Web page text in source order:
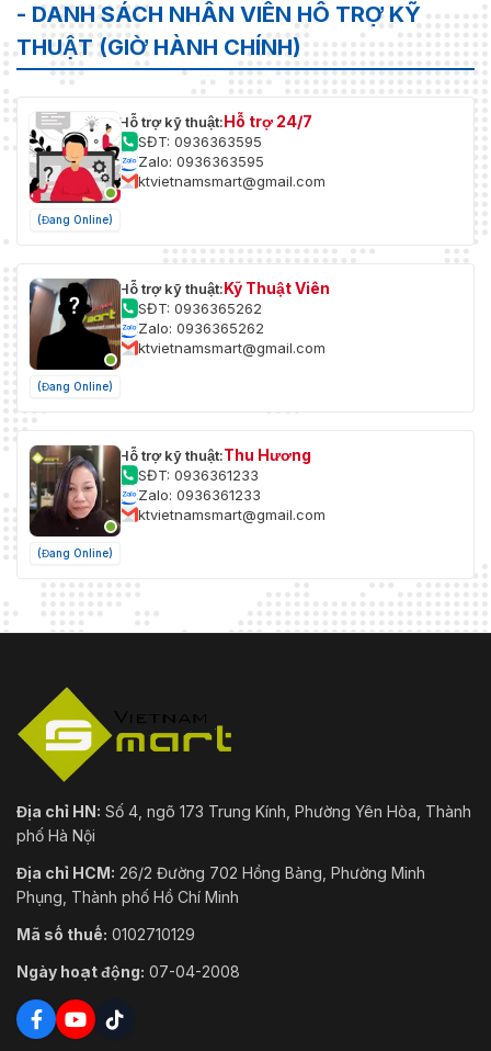
- DANH SÁCH NHÂN VIÊN HỖ TRỢ KỸ
THUẬT (GIỜ HÀNH CHÍNH)
(Đang Online)
Hỗ trợ kỹ thuật:Hỗ trợ 24/7
SĐT: 0936363595
Zalo: 0936363595
ktvietnamsmart@gmail.com
(Đang Online)
Hỗ trợ kỹ thuật:Kỹ Thuật Viên
SĐT: 0936365262
Zalo: 0936365262
ktvietnamsmart@gmail.com
(Đang Online)
Hỗ trợ kỹ thuật:Thu Hương
SĐT: 0936361233
Zalo: 0936361233
ktvietnamsmart@gmail.com
Địa chỉ HN: Số 4, ngõ 173 Trung Kính, Phường Yên Hòa, Thành
phố Hà Nội
Địa chỉ HCM: 26/2 Đường 702 Hồng Bàng, Phường Minh
Phụng, Thành phố Hồ Chí Minh
Mã số thuế: 0102710129
Ngày hoạt động: 07-04-2008